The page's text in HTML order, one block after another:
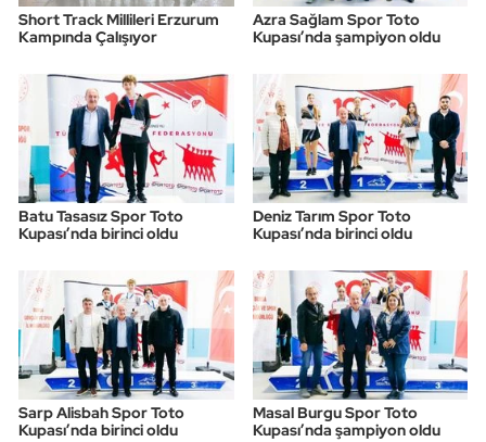
Short Track Millileri Erzurum
Kampında Çalışıyor
Azra Sağlam Spor Toto
Kupası’nda şampiyon oldu
Batu Tasasız Spor Toto
Kupası’nda birinci oldu
Deniz Tarım Spor Toto
Kupası’nda birinci oldu
Sarp Alisbah Spor Toto
Kupası’nda birinci oldu
Masal Burgu Spor Toto
Kupası’nda şampiyon oldu
Voleybol
Vücut Geliştirme Fitness
Wushu Kungfu
Yelken